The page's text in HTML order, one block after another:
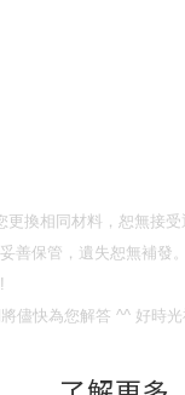
換相同材料，恕無接受
善保管，遺失恕無補發。
!
儘快為您解答 ^^ 好時